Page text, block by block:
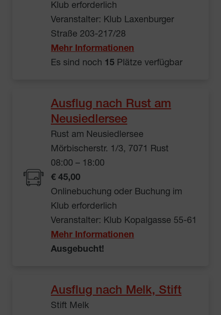
Klub erforderlich
Veranstalter: Klub Laxenburger
Straße 203-217/28
Mehr Informationen
Es sind noch 15 Plätze verfügbar
Ausflug nach Rust am
Neusiedlersee
Rust am Neusiedlersee
Mörbischerstr. 1/3, 7071 Rust
08:00 – 18:00
€ 45,00
Onlinebuchung oder Buchung im
Klub erforderlich
Veranstalter: Klub Kopalgasse 55-61
Mehr Informationen
Ausgebucht!
Ausflug nach Melk, Stift
Stift Melk